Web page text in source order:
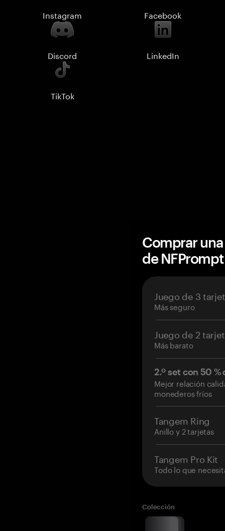
Instagram Facebook
Discord LinkedIn
TikTok
Comprar
de
Juego de 3
Más seguro
Juego de 2
Más barato
2.º set con 50
Mejor relación
monederos fríos
Tangem Ring
Anillo y 2 tarjetas
Tangem Pro Kit
Todo lo que
Colección